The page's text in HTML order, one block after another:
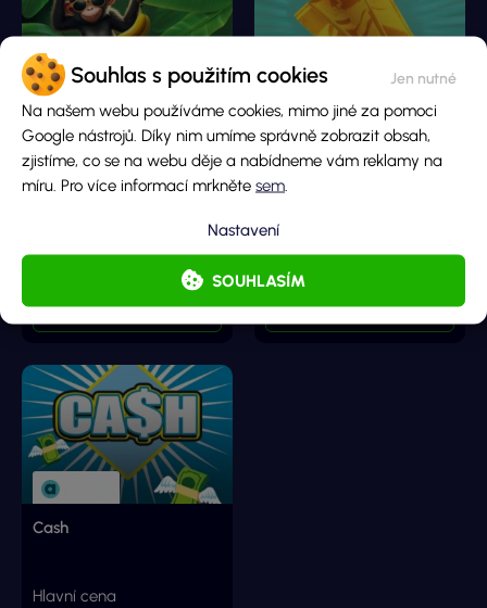
Souhlas s použitím cookies
Na našem webu používáme cookies, mimo jiné za pomoci
Google nástrojů. Díky nim umíme správně zobrazit obsah,
zjistíme, co se na webu děje a nabídneme vám reklamy na
míru. Pro více informací mrkněte sem
SOUHLASÍM
Nastavení
Banánový úlovek
Cena losu
DETAIL LOSU
Zlatá cihla
10 000 000 Kč
Cena losu
200 Kč
DETAIL LOSU
Cash
Hlavní cena